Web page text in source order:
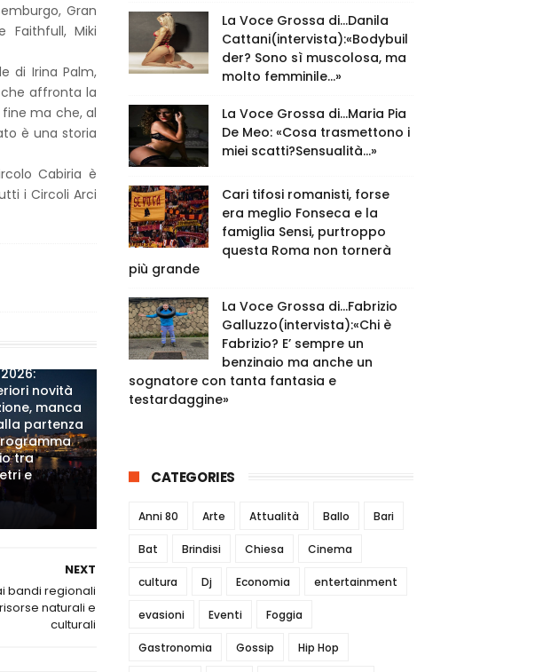
Gran
Faithfull, Miki
di Irina Palm,
affronta la
ma che, al
è una storia
Cabiria è
i Circoli Arci
novità
manca
partenza
tra
e
NEXT
bandi regionali
naturali e
culturali
La Voce Grossa di…Danila
Cattani(intervista):«Bodybuil
der? Sono sì muscolosa, ma
molto femminile…»
La Voce Grossa di…Maria Pia
De Meo: «Cosa trasmettono i
miei scatti?Sensualità…»
Cari tifosi romanisti, forse
era meglio Fonseca e la
famiglia Sensi, purtroppo
questa Roma non tornerà
più grande
La Voce Grossa di…Fabrizio
Galluzzo(intervista):«Chi è
Fabrizio? E’ sempre un
benzinaio ma anche un
sognatore con tanta fantasia e
testardaggine»
CATEGORIES
Anni 80 Arte Attualità Ballo Bari
Bat Brindisi Chiesa Cinema
cultura Dj Economia entertainment
evasioni Eventi Foggia
Gastronomia Gossip Hip Hop